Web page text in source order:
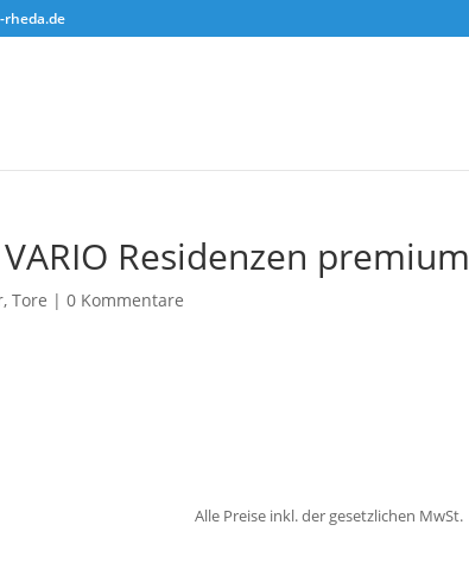
rheda.de
Residenzen premium
,Tore |0 Kommentare
Alle Preise inkl. der gesetzlichen MwSt.